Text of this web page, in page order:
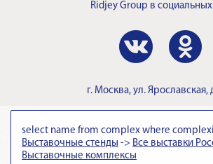
Ridjey Group в социальных
г. Москва, ул. Ярославская,
select name from complex where
Выставочные стенды -> Все выставки
Выставочные комплексы